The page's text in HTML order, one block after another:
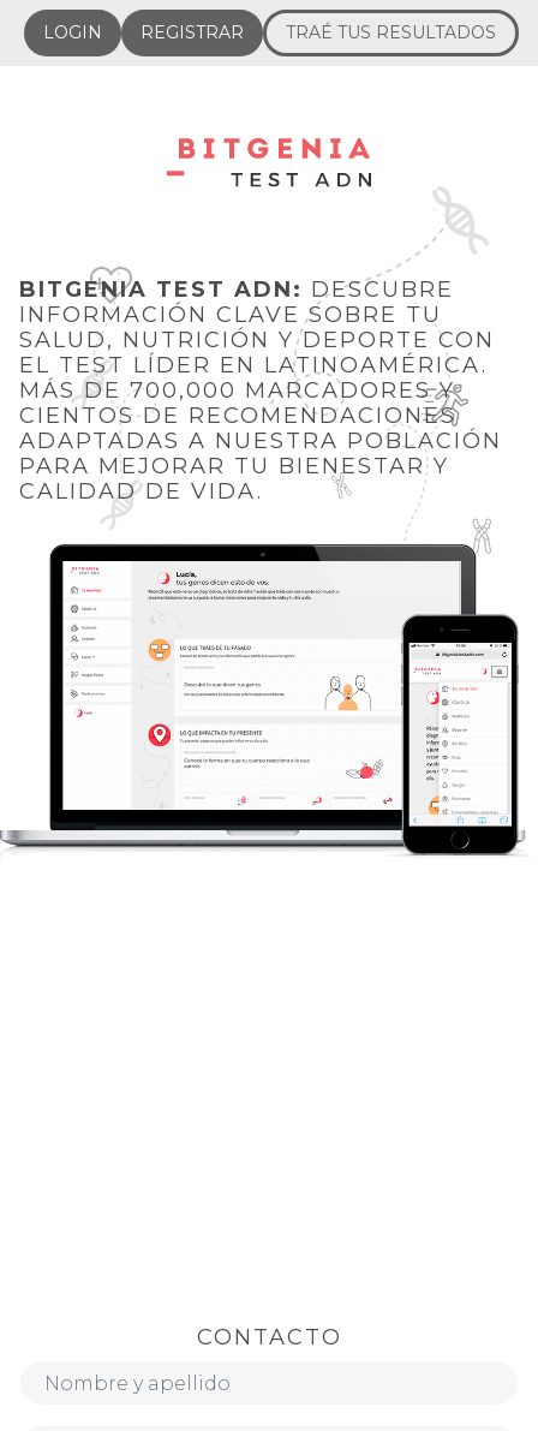
LOGIN REGISTRAR TRAÉ TUS RESULTADOS
BITGENIA TEST ADN: DESCUBRE
INFORMACIÓN CLAVE SOBRE TU
SALUD, NUTRICIÓN Y DEPORTE CON
EL TEST LÍDER EN LATINOAMÉRICA.
MÁS DE 700,000 MARCADORES Y
CIENTOS DE RECOMENDACIONES
ADAPTADAS A NUESTRA POBLACIÓN
PARA MEJORAR TU BIENESTAR Y
CALIDAD DE VIDA.
CONTACTO